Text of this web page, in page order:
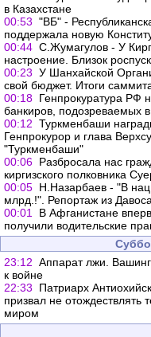
в Казахстане
00:53 "ВБ" -
поддержала новую
00:44 С.Жумагулов - У
настроение. Близок
00:23 У Шанхайской
свой бюджет. Итоги
00:18 Генпрокуратура РФ
банкиров, подозреваемых
00:12 Туркменбаши
Генпрокурор и глава
"Туркменбаши"
00:06 Разбросала нас
киргизского полковника
00:05 Н.Назарбаев - "В
млрд.!". Репортаж из Давоса
00:01
В Афганистане
получили водительские
23:12 Аппарат лжи.
к войне
22:33
Патриарх
призвал не отождествлять
миром